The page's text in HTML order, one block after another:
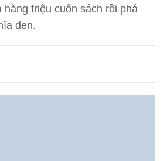
hàng triệu cuốn sách rồi phá
đen.